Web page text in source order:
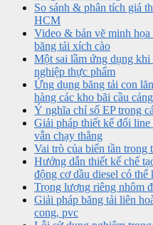
So sánh & phân tích giá
HCM
Video & bản vẽ minh
băng tải xích cào
Một sai lầm ứng dụng
nghiệp thực phẩm
Ứng dụng băng tải con
hàng các kho bãi cầu cảng
Ý nghĩa chỉ số EP trong
Giải pháp thiết kế đổi line
vẫn chạy thẳng
Vai trò của biến tần trong
Hướng dẫn thiết kế chế
động cơ dầu diesel có thể
Trọng lượng riêng nhôm
Giải pháp băng tải liên
cong, pvc